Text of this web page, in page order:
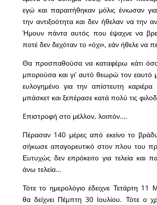
εγώ και παραιτήθηκαν μόλις ένιωσαν
την αντιξοότητα και δεν ήθελαν να την
Ήμουν πάντα αυτός που έψαχνε να
ποτέ δεν δεχόταν το «όχι», εάν ήθελε να
Θα προσπαθούσα να καταφέρω κάτι
μπορούσα και γι’ αυτό θεωρώ τον εαυτό
ευλογημένο για την απίστευτη
μπάσκετ και ξεπέρασε κατά πολύ τις
Eπιστροφή στο μέλλον, λοιπόν….
Πέρασαν 140 μέρες από εκείνο το
σήκωσε απαγορευτικό στον πλου του
Ευτυχώς δεν επρόκειτο για τελεία και
άνω τελεία…
Τότε το ημερολόγιο έδειχνε Τετάρτη 11
θα δείχνει Πέμπτη 30 Ιουλίου. Τότε ο